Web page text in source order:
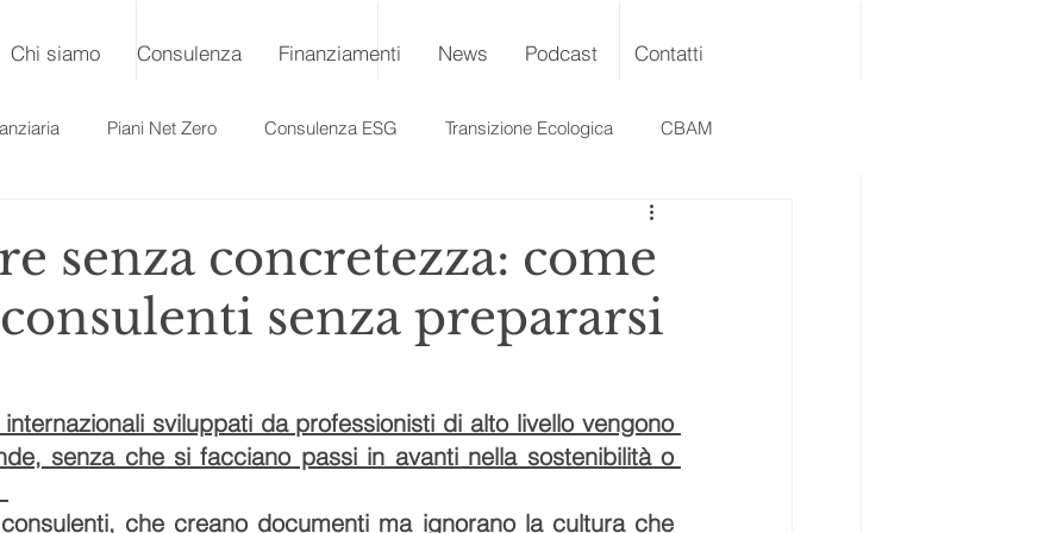
Chi siamo Consulenza Finanziamenti News Podcast Contatti
Piani Net Zero Consulenza ESG Transizione Ecologica CBAM
senza concretezza: come
senza prepararsi
sviluppati da professionisti di alto livello vengono
senza che si facciano passi in avanti nella sostenibilità o
che creano documenti ma ignorano la cultura che